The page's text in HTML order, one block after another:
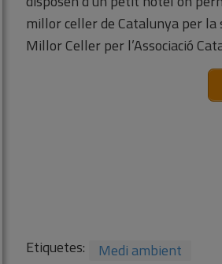
millor celler de Catalunya per
Millor Celler per l’Associació
Etiquetes: Medi ambient